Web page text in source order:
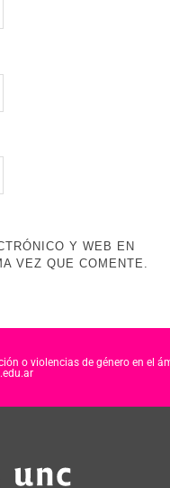
Y WEB EN
VEZ QUE COMENTE.
o violencias de género en el